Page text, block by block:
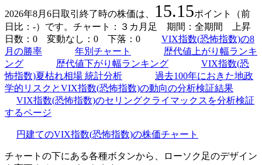
2026年8月6日取引終了時の株価は、 15.15ポイント（前
日比：-）です。チャート：３カ月足 期間：全期間 上昇
日数：0 変動なし：0 下落：0
VIX指数(恐怖指数)の8
月の勝率
年別チャート
歴代値上がり幅ランキ
ング
歴代値下がり幅ランキング
VIX指数(恐
怖指数)夏枯れ相場 統計分析
過去100年におきた地政
学的リスクとVIX指数(恐怖指数)の動向の分析検証結果
VIX指数(恐怖指数)のセリングクライマックスを分析検証
するページ
円建てのVIX指数(恐怖指数)の株価チャート
チャートの下にある各種ボタンから、ローソク足のデザイン